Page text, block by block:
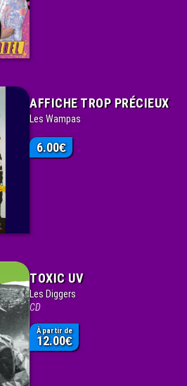
AFFICHE TROP PRÉCIEUX
Les Wampas
6.00€
TOXIC UV
Les Diggers
CD
À partir de
12.00€